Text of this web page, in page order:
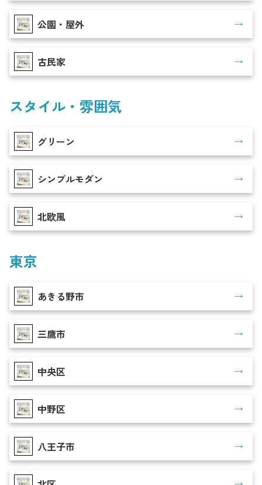
公園・屋外
古民家
スタイル・雰囲気
グリーン
シンプルモダン
北欧風
東京
あきる野市
三鷹市
中央区
中野区
八王子市